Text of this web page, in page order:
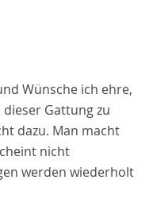
Wünsche ich ehre,
Gattung zu
dazu. Man macht
nicht
werden wiederholt